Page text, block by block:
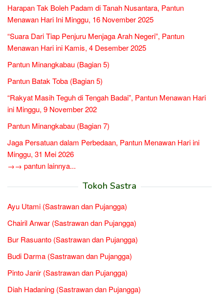
Harapan Tak Boleh Padam di Tanah Nusantara, Pantun
Menawan Hari Ini Minggu, 16 November 2025
“Suara Dari Tiap Penjuru Menjaga Arah Negeri”, Pantun
Menawan Hari ini Kamis, 4 Desember 2025
Pantun Minangkabau (Bagian 5)
Pantun Batak Toba (Bagian 5)
“Rakyat Masih Teguh di Tengah Badai”, Pantun Menawan Hari
ini Minggu, 9 November 202
Pantun Minangkabau (Bagian 7)
Jaga Persatuan dalam Perbedaan, Pantun Menawan Hari ini
Minggu, 31 Mei 2026
→→ pantun lainnya...
Tokoh Sastra
Ayu Utami (Sastrawan dan Pujangga)
Chairil Anwar (Sastrawan dan Pujangga)
Bur Rasuanto (Sastrawan dan Pujangga)
Budi Darma (Sastrawan dan Pujangga)
Pinto Janir (Sastrawan dan Pujangga)
Diah Hadaning (Sastrawan dan Pujangga)